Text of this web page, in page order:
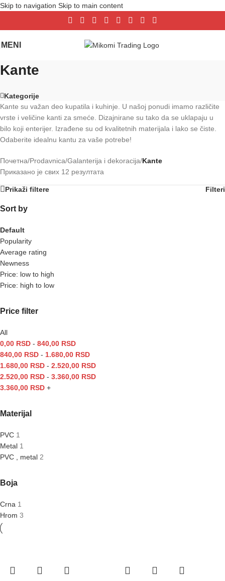
Skip to navigation Skip to main content
MENI
Kante
Kategorije
Kante su važan deo kupatila i kuhinje. U našoj ponudi imamo različite
vrste i veličine kanti za smeće. Dizajnirane su tako da se uklapaju u
bilo koji enterijer. Izrađene su od kvalitetnih materijala i lako se čiste.
Odaberite idealnu kantu za vaše potrebe!
Почетна/Prodavnica/Galanterija i dekoracija/Kante
Приказано је свих 12 резултата
Prikaži filtere Filteri
Sort by
Default
Popularity
Average rating
Newness
Price: low to high
Price: high to low
Price filter
All
0,00 RSD - 840,00 RSD
840,00 RSD - 1.680,00 RSD
1.680,00 RSD - 2.520,00 RSD
2.520,00 RSD - 3.360,00 RSD
3.360,00 RSD +
Materijal
PVC 1
Metal 1
PVC , metal 2
Boja
Crna 1
Hrom 3